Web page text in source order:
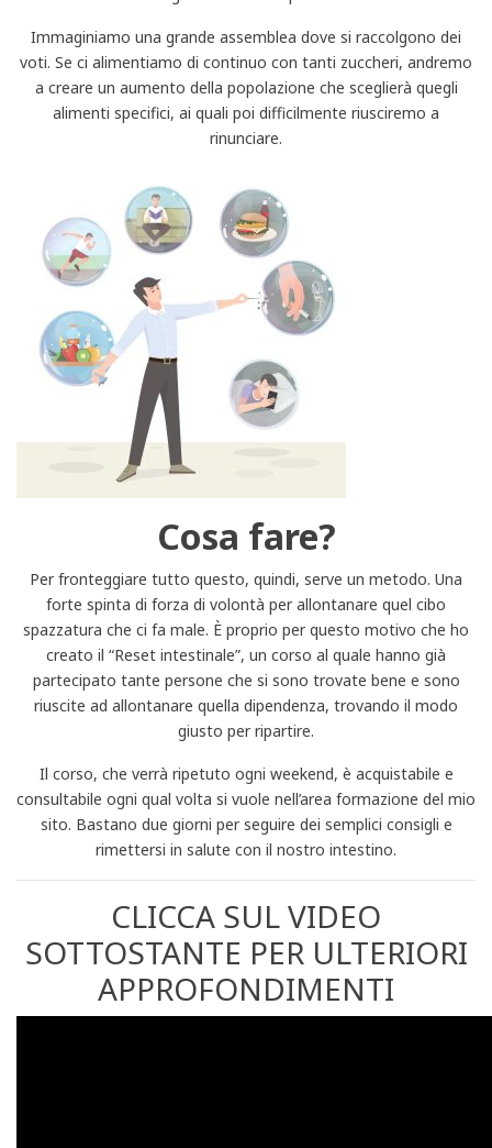
Immaginiamo una grande assemblea dove si raccolgono dei
voti. Se ci alimentiamo di continuo con tanti zuccheri, andremo
a creare un aumento della popolazione che sceglierà quegli
alimenti specifici, ai quali poi difficilmente riusciremo a
rinunciare.
Cosa fare?
Per fronteggiare tutto questo, quindi, serve un metodo. Una
forte spinta di forza di volontà per allontanare quel cibo
spazzatura che ci fa male. È proprio per questo motivo che ho
creato il “Reset intestinale”, un corso al quale hanno già
partecipato tante persone che si sono trovate bene e sono
riuscite ad allontanare quella dipendenza, trovando il modo
giusto per ripartire.
Il corso, che verrà ripetuto ogni weekend, è acquistabile e
consultabile ogni qual volta si vuole nell’area formazione del mio
sito. Bastano due giorni per seguire dei semplici consigli e
rimettersi in salute con il nostro intestino.
CLICCA SUL VIDEO
SOTTOSTANTE PER ULTERIORI
APPROFONDIMENTI